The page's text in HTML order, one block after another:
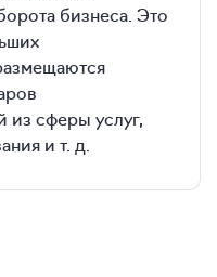
бизнеса. Это
из сферы услуг,
и т. д.